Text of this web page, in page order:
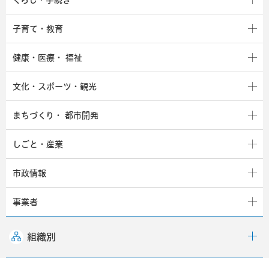
子育て・教育
健康・医療・ 福祉
文化・スポーツ・観光
まちづくり・ 都市開発
しごと・産業
市政情報
事業者
組織別